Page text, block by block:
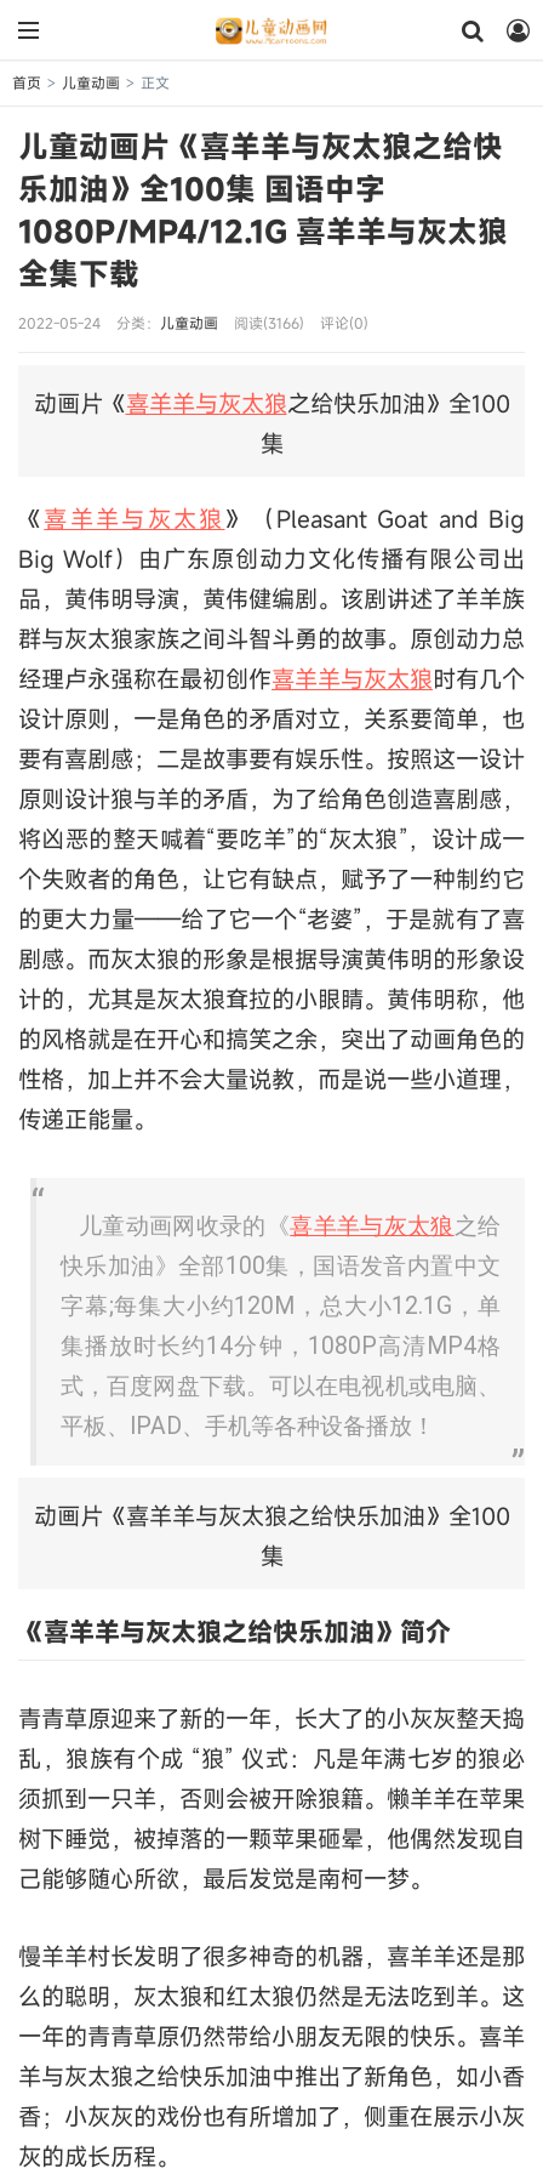
首页 > 儿童动画 > 正文
儿童动画片《喜羊羊与灰太狼之给快
乐加油》全100集 国语中字
1080P/MP4/12.1G 喜羊羊与灰太狼
全集下载
2022-05-24 分类： 儿童动画 阅读(3166) 评论(0)
动画片《喜羊羊与灰太狼之给快乐加油》全100
集
《喜羊羊与灰太狼 》（Pleasant Goat and Big
Big Wolf）由广东原创动力文化传播有限公司出
品，黄伟明导演，黄伟健编剧。该剧讲述了羊羊族
群与灰太狼家族之间斗智斗勇的故事。原创动力总
经理卢永强称在最初创作喜羊羊与灰太狼时有几个
设计原则，一是角色的矛盾对立，关系要简单，也
要有喜剧感；二是故事要有娱乐性。按照这一设计
原则设计狼与羊的矛盾，为了给角色创造喜剧感，
将凶恶的整天喊着“要吃羊”的“灰太狼”，设计成一
个失败者的角色，让它有缺点，赋予了一种制约它
的更大力量——给了它一个“老婆”，于是就有了喜
剧感。而灰太狼的形象是根据导演黄伟明的形象设
计的，尤其是灰太狼耷拉的小眼睛。黄伟明称，他
的风格就是在开心和搞笑之余，突出了动画角色的
性格，加上并不会大量说教，而是说一些小道理，
传递正能量。
儿童动画网收录的《喜羊羊与灰太狼之给
快乐加油》全部100集，国语发音内置中文
字幕;每集大小约120M，总大小12.1G，单
集播放时长约14分钟，1080P高清MP4格
式，百度网盘下载。可以在电视机或电脑、
平板、IPAD、手机等各种设备播放！
动画片《喜羊羊与灰太狼之给快乐加油》全100
集
《喜羊羊与灰太狼之给快乐加油》简介
青青草原迎来了新的一年，长大了的小灰灰整天捣
乱，狼族有个成 “狼” 仪式：凡是年满七岁的狼必
须抓到一只羊，否则会被开除狼籍。懒羊羊在苹果
树下睡觉，被掉落的一颗苹果砸晕，他偶然发现自
己能够随心所欲，最后发觉是南柯一梦。
慢羊羊村长发明了很多神奇的机器，喜羊羊还是那
么的聪明，灰太狼和红太狼仍然是无法吃到羊。这
一年的青青草原仍然带给小朋友无限的快乐。喜羊
羊与灰太狼之给快乐加油中推出了新角色，如小香
香；小灰灰的戏份也有所增加了，侧重在展示小灰
灰的成长历程。